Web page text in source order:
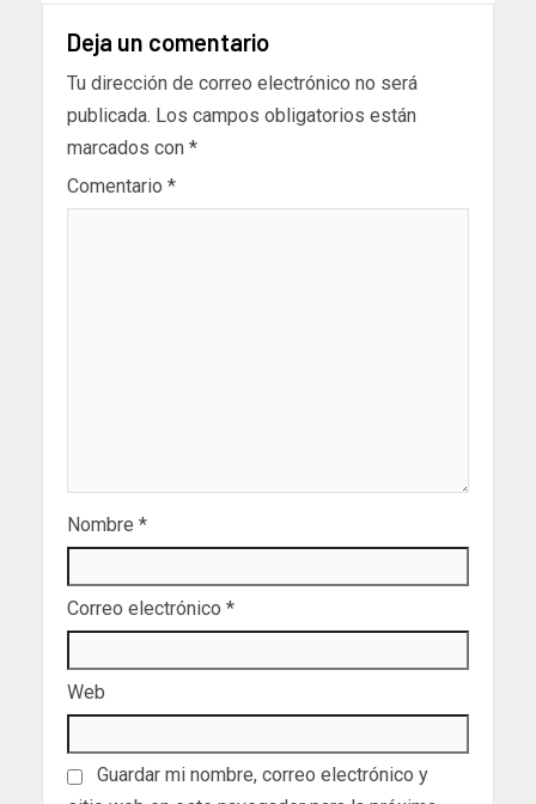
Deja un comentario
Tu dirección de correo electrónico no será
publicada. Los campos obligatorios están
marcados con *
Comentario *
Nombre *
Correo electrónico *
Web
Guardar mi nombre, correo electrónico y